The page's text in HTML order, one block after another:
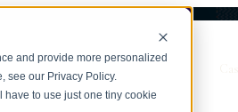
and provide more personalized
see our Privacy Policy.
have to use just one tiny cookie
Show submenu for Servicios